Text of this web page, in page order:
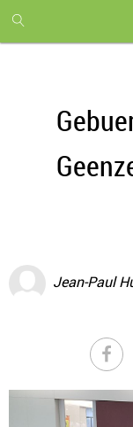
month
free
Jean-Paul